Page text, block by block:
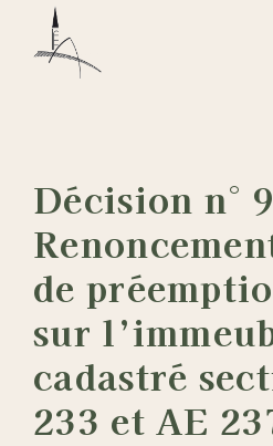
Décision n°
de
sur
cadastré
233 et AE